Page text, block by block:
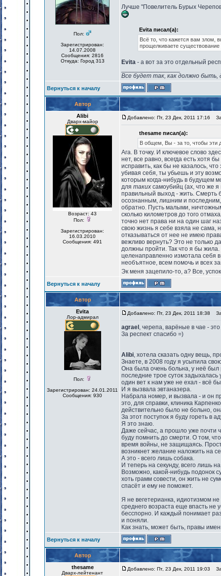
Пол:
Зарегистрирован:
14.07.2008
Сообщения: 2816
Откуда: Город 313
Лучше "Повелитель Бурых
Evita писал(а):
Всё то, что кажется вам злом,
прощелкиваете
Evita - а вот за это отдельный
Все будет так, как должно быть,
Вернуться к началу
Автор
Alibi
Дварх-майор
Возраст: 43
Пол:
Зарегистрирован:
16.03.2010
Сообщения: 491
Добавлено: Пт, 23 Дек, 2011 17:16
thesame писал(а):
В общем, Вы - за то, чтобы эти
Ага. В точку. И ключевое слово
нет, все равно, всегда есть хотя
исправить, как бы не казалось,
убивая себя, ты убьешь и эту
которым когда-нибудь в будущем
для таких самоубийц (ах, что же
правильный выход - жить. Смерть
осознанным, лишним и
обратно. Пусть малыми,
сколько километров до того
точно нет права ни на один шаг
свою жизнь я себе взяла не сама,
отказываться от нее не имею
вежливо вернуть? Это не только
должны пройти. Так что я бы жила.
целенаправленно измотала себя
необъятное, всем помочь и всех
Эк меня зацепило-то, а? Все,
Вернуться к началу
Автор
Evita
Лор-адмирал
Пол:
Зарегистрирован: 24.01.2011
Сообщения: 930
Добавлено: Пт, 23 Дек, 2011 18:38
agrael , черепа, варёные в чае -
За респект спасибо =)
Alibi, хотела сказать одну вещь,
Знаете, в 2008 году я усыпила
Она была очень больна, у неё был
последние трое суток
один вет к нам уже не ехал - всё
И я вызвала эвтаназера.
Набрала номер, и вызвала - и он
это, для справки, клиника
действительно было не больно,
За этот поступок я буду гореть в
Я это знаю.
Даже сейчас, а прошло уже почти
буду помнить до смерти. О том,
время войны, не защищаясь.
возникнет желание наложить на
А это - всего лишь собака.
И теперь на секунду, всего лишь
Возможно, какой-нибудь подонок
хоть грамм совести, он жить не
спасёт и ему не поможет.
Я не вегетерианка, идиотизмом не
среднего возраста еще впасть не
бесспорно. И каждый понимает
и поняли.
Как знать, может быть, правы
Вернуться к началу
Автор
thesame
Дварх-лейтенант
Добавлено: Пт, 23 Дек, 2011 19:03